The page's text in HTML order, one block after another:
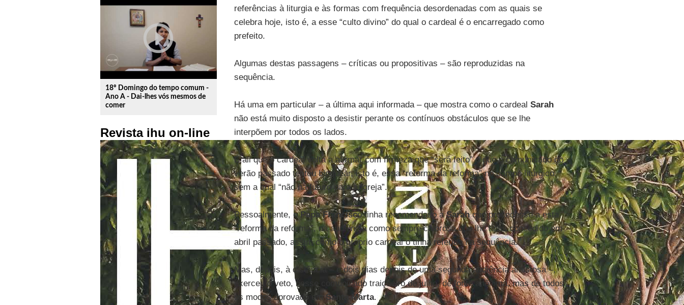
play_circle_outline
18º Domingo do tempo comum -
Ano A - Dai-lhes vós mesmos de
comer
Revista ihu on-line
referências à liturgia e às formas com frequência desordenadas com as quais se
celebra hoje, isto é, a esse “culto divino” do qual o cardeal é o encarregado como
prefeito.
Algumas destas passagens – críticas ou propositivas – são reproduzidas na
sequência.
Há uma em particular – a última aqui informada – que mostra como o cardeal Sarah
não está muito disposto a desistir perante os contínuos obstáculos que se lhe
interpõem por todos os lados.
É ali que o cardeal volta a afirmar com firmeza que “será feito” o que o comunicado do
verão passado tentou bloquear, isto é, essa “reforma da reforma” no campo litúrgico,
sem a qual “não há futuro para a Igreja”.
Pessoalmente, oPapa Francisco tinha recomendado aSarahque procedesse a esta
“reforma da reforma”, na audiência como sempre calorosa que lhe tinha concedido em
abril passado, assim como o próprio cardeal o tinha referido na sequência.
Mas, depois, à distância – e dois dias depois de uma segunda audiência amistosa –,
exerceu o veto, nesse comunicado traiçoeiro de julho, de fonte anônima, mas de todos
os modos aprovado emSanta Marta.